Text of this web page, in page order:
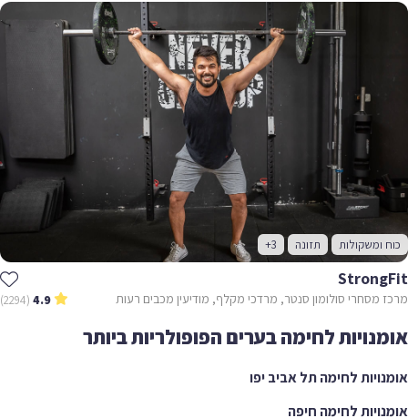
כוח ומשקולות תזונה +3
StrongFit
מרכז מסחרי סולומון סנטר, מרדכי מקלף, מודיעין מכבים רעות 4.9
(2294)
אומנויות לחימה בערים הפופולריות ביותר
אומנויות לחימה תל אביב יפו
אומנויות לחימה חיפה